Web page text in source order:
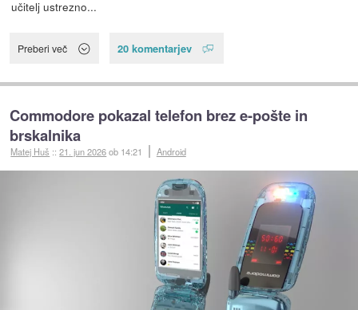
učitelj ustrezno...
Preberi več 20 komentarjev
Commodore pokazal telefon brez e-pošte in
brskalnika
Matej Huš ::21. jun 2026ob 14:21 Android